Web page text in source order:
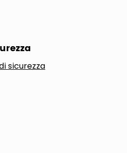
sicurezza